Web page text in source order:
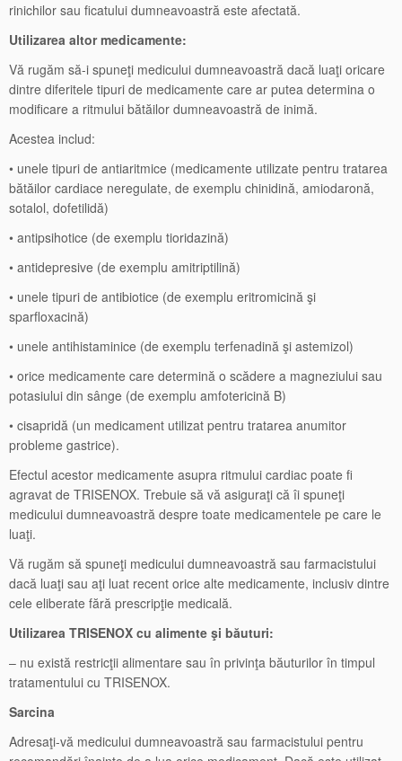
rinichilor sau ficatului dumneavoastră este afectată.
Utilizarea altor medicamente:
Vă rugăm să-i spuneţi medicului dumneavoastră dacă luaţi oricare
dintre diferitele tipuri de medicamente care ar putea determina o
modificare a ritmului bătăilor dumneavoastră de inimă.
Acestea includ:
• unele tipuri de antiaritmice (medicamente utilizate pentru tratarea
bătăilor cardiace neregulate, de exemplu chinidină, amiodaronă,
sotalol, dofetilidă)
• antipsihotice (de exemplu tioridazină)
• antidepresive (de exemplu amitriptilină)
• unele tipuri de antibiotice (de exemplu eritromicină şi
sparfloxacină)
• unele antihistaminice (de exemplu terfenadină şi astemizol)
• orice medicamente care determină o scădere a magneziului sau
potasiului din sânge (de exemplu amfotericină B)
• cisapridă (un medicament utilizat pentru tratarea anumitor
probleme gastrice).
Efectul acestor medicamente asupra ritmului cardiac poate fi
agravat de TRISENOX. Trebuie să vă asiguraţi că îi spuneţi
medicului dumneavoastră despre toate medicamentele pe care le
luaţi.
Vă rugăm să spuneţi medicului dumneavoastră sau farmacistului
dacă luaţi sau aţi luat recent orice alte medicamente, inclusiv dintre
cele eliberate fără prescripţie medicală.
Utilizarea TRISENOX cu alimente şi băuturi:
– nu există restricţii alimentare sau în privinţa băuturilor în timpul
tratamentului cu TRISENOX.
Sarcina
Adresaţi-vă medicului dumneavoastră sau farmacistului pentru